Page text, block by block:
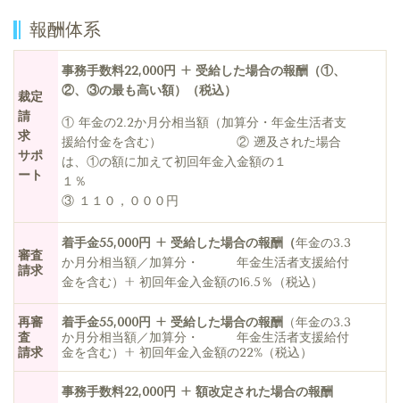
報酬体系
裁定
請
求
サポ
ート
事務手数料22,000円 + 受給した場合の報酬（①、
②、③の最も高い額）（税込）
① 年金の2.2か月分相当額（加算分・年金生活者支
援給付金を含む） ② 遡及された場合
は、①の額に加えて初回年金入金額の１
１％
③ １１０，０００円
審査
請求
着手金55,000円 + 受給した場合の報酬（年金の3.3
か月分相当額／加算分・ 年金生活者支援給付
金を含む）+ 初回年金入金額の16.5％（税込）
再審
査
請求
着手金55,000円 + 受給した場合の報酬 （年金の3.3
か月分相当額／加算分・ 年金生活者支援給付
金を含む）+ 初回年金入金額の22%（税込）
事務手数料22,000円 + 額改定された場合の報酬